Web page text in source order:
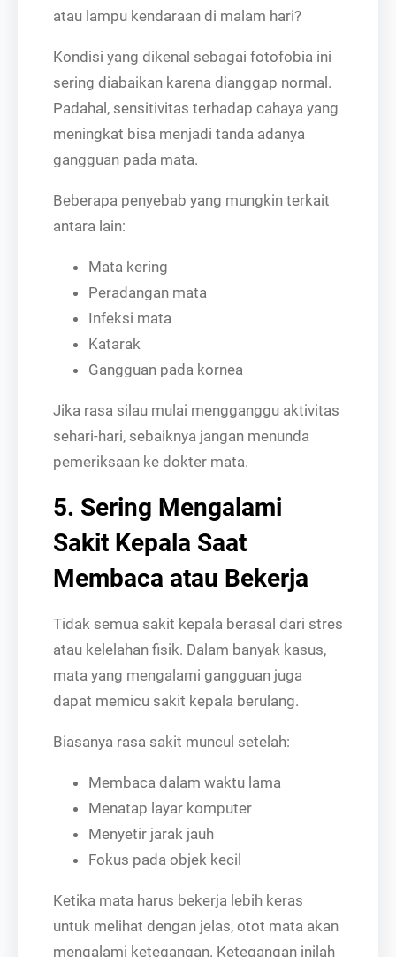
atau lampu kendaraan di malam hari?
Kondisi yang dikenal sebagai fotofobia ini
sering diabaikan karena dianggap normal.
Padahal, sensitivitas terhadap cahaya yang
meningkat bisa menjadi tanda adanya
gangguan pada mata.
Beberapa penyebab yang mungkin terkait
antara lain:
Mata kering
Peradangan mata
Infeksi mata
Katarak
Gangguan pada kornea
Jika rasa silau mulai mengganggu aktivitas
sehari-hari, sebaiknya jangan menunda
pemeriksaan ke dokter mata.
5. Sering Mengalami
Sakit Kepala Saat
Membaca atau Bekerja
Tidak semua sakit kepala berasal dari stres
atau kelelahan fisik. Dalam banyak kasus,
mata yang mengalami gangguan juga
dapat memicu sakit kepala berulang.
Biasanya rasa sakit muncul setelah:
Membaca dalam waktu lama
Menatap layar komputer
Menyetir jarak jauh
Fokus pada objek kecil
Ketika mata harus bekerja lebih keras
untuk melihat dengan jelas, otot mata akan
mengalami ketegangan. Ketegangan inilah